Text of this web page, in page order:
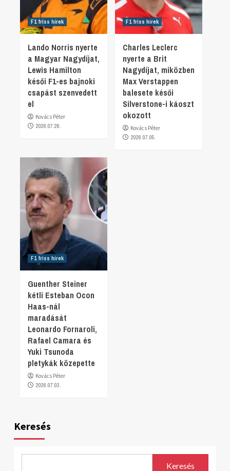
F1 friss hírek
Lando Norris nyerte
a Magyar Nagydíjat,
Lewis Hamilton
késői F1-es bajnoki
csapást szenvedett
el
Kovács Péter
2026.07.26.
F1 friss hírek
Charles Leclerc
nyerte a Brit
Nagydíjat, miközben
Max Verstappen
balesete késői
Silverstone-i káoszt
okozott
Kovács Péter
2026.07.05.
F1 friss hírek
Guenther Steiner
kétli Esteban Ocon
Haas-nál
maradását
Leonardo Fornaroli,
Rafael Camara és
Yuki Tsunoda
pletykák közepette
Kovács Péter
2026.07.03.
Keresés
Keresés